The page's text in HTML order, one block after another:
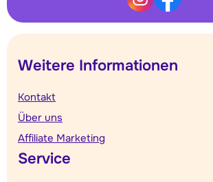
Weitere Informationen
Kontakt
Über uns
Affiliate Marketing
Service